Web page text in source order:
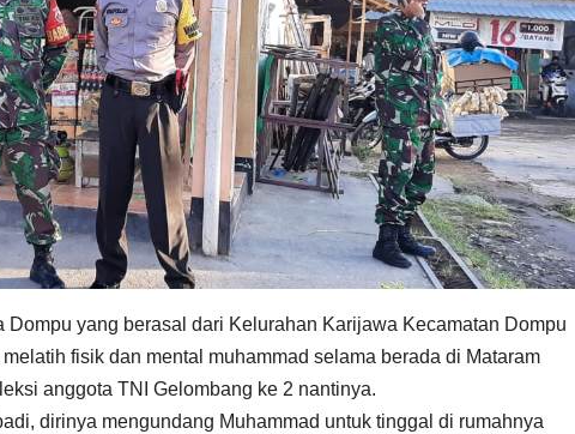
yang berasal dari Kelurahan Karijawa Kecamatan Dompu
fisik dan mental muhammad selama berada di Mataram
anggota TNI Gelombang ke 2 nantinya.
dirinya mengundang Muhammad untuk tinggal di rumahnya